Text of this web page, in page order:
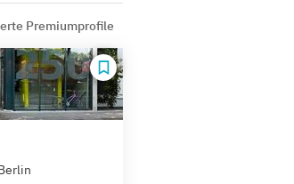
Premiumprofile